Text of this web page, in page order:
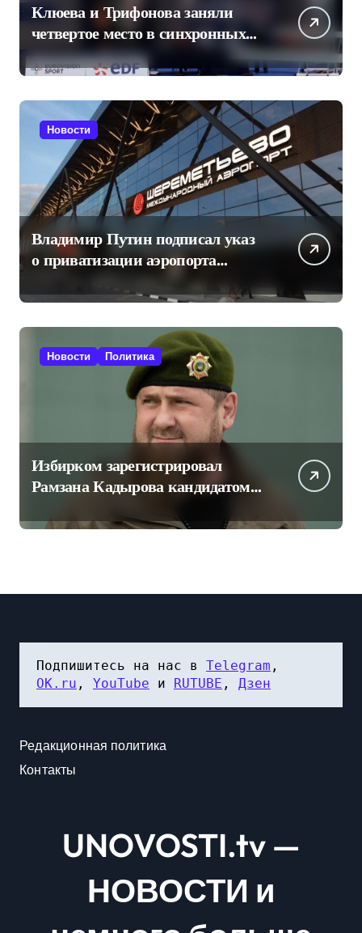
Клюева и Трифонова заняли
четвертое место в синхронных
прыжках в воду на чемпионате
Европы
Новости
Владимир Путин подписал указ
о приватизации аэропорта
Новости Политика
Избирком зарегистрировал
Рамзана Кадырова кандидатом
Подпишитесь на нас в Telegram
OK.ru , YouTube и RUTUBE , Дзен
Редакционная политика
Контакты
UNOVOSTI.tv —
НОВОСТИ и